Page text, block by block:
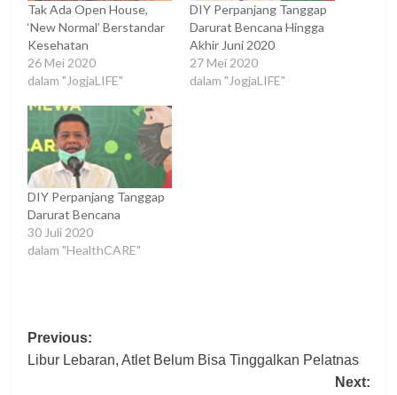
Tak Ada Open House,
‘New Normal’ Berstandar
Kesehatan
26 Mei 2020
dalam "JogjaLIFE"
DIY Perpanjang Tanggap
Darurat Bencana Hingga
Akhir Juni 2020
27 Mei 2020
dalam "JogjaLIFE"
DIY Perpanjang Tanggap
Darurat Bencana
30 Juli 2020
dalam "HealthCARE"
Post
navigation
Previous:
Libur Lebaran, Atlet Belum Bisa Tinggalkan Pelatnas
Next: